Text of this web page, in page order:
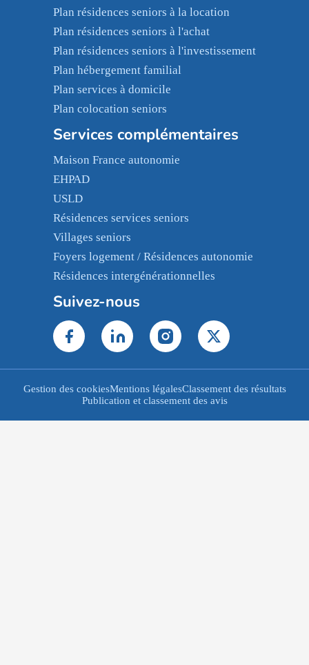
Plan résidences seniors à la location
Plan résidences seniors à l'achat
Plan résidences seniors à l'investissement
Plan hébergement familial
Plan services à domicile
Plan colocation seniors
Services complémentaires
Maison France autonomie
EHPAD
USLD
Résidences services seniors
Villages seniors
Foyers logement / Résidences autonomie
Résidences intergénérationnelles
Suivez-nous
Gestion des cookiesMentions légalesClassement des résultats
Publication et classement des avis